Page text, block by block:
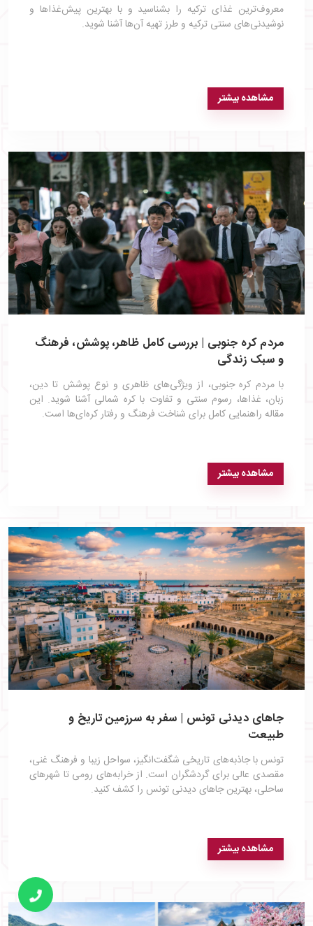
معروف‌ترین غذای ترکیه را بشناسید و با بهترین پیش‌غذاها و
نوشیدنی‌های سنتی ترکیه و طرز تهیه آن‌ها آشنا شوید.
مشاهده بیشتر
مردم کره جنوبی | بررسی کامل ظاهر، پوشش، فرهنگ
و سبک زندگی
با مردم کره جنوبی، از ویژگی‌های ظاهری و نوع پوشش تا دین،
زبان، غذاها، رسوم سنتی و تفاوت با کره شمالی آشنا شوید. این
مقاله راهنمایی کامل برای شناخت فرهنگ و رفتار کره‌ای‌ها است.
مشاهده بیشتر
جاهای دیدنی تونس | سفر به سرزمین تاریخ و
طبیعت
تونس با جاذبه‌های تاریخی شگفت‌انگیز، سواحل زیبا و فرهنگ غنی،
مقصدی عالی برای گردشگران است. از خرابه‌های رومی تا شهرهای
ساحلی، بهترین جاهای دیدنی تونس را کشف کنید.
مشاهده بیشتر